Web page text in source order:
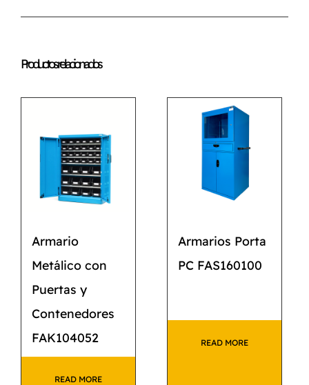
Productos relacionados
Armario
Metálico con
Puertas y
Contenedores
FAK104052
READ MORE
Armarios Porta
PC FAS160100
READ MORE